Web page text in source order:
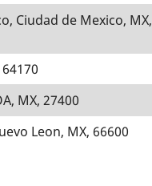
Ciudad de Mexico, MX,
MX, 27400
Leon, MX, 66600